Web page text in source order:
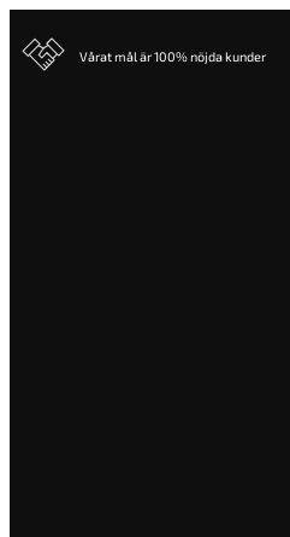
Vårat mål är 100% nöjda kunder